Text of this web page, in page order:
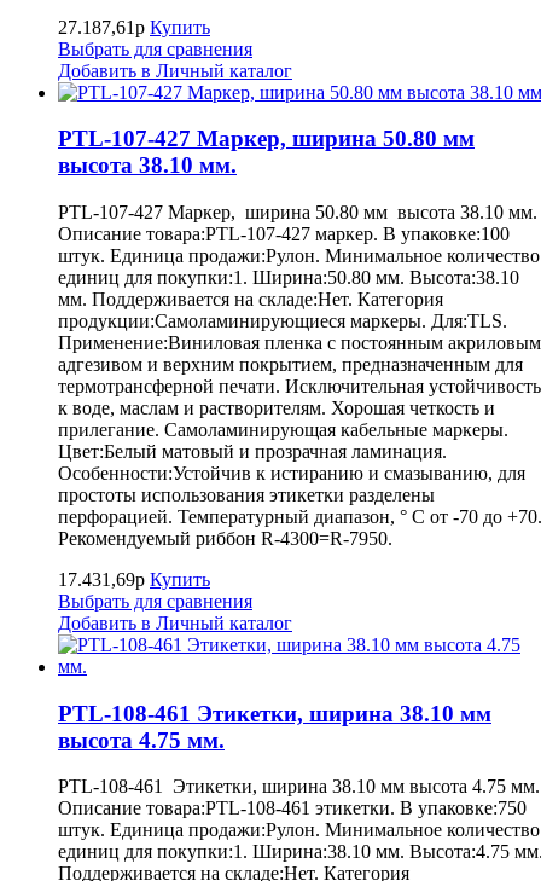
27.187,61р Купить
Выбрать для сравнения
Добавить в Личный каталог
PTL-107-427 Маркер, ширина 50.80 мм
высота 38.10 мм.
PTL-107-427 Маркер, ширина 50.80 мм высота 38.10 мм.
Описание товара:PTL-107-427 маркер. В упаковке:100
штук. Единица продажи:Рулон. Минимальное количество
единиц для покупки:1. Ширина:50.80 мм. Высота:38.10
мм. Поддерживается на складе:Нет. Категория
продукции:Самоламинирующиеся маркеры. Для:TLS.
Применение:Виниловая пленка с постоянным акриловым
адгезивом и верхним покрытием, предназначенным для
термотрансферной печати. Исключительная устойчивость
к воде, маслам и растворителям. Хорошая четкость и
прилегание. Самоламинирующая кабельные маркеры.
Цвет:Белый матовый и прозрачная ламинация.
Особенности:Устойчив к истиранию и смазыванию, для
простоты использования этикетки разделены
перфорацией. Температурный диапазон, ° С от -70 до +70.
Рекомендуемый риббон R-4300=R-7950.
17.431,69р Купить
Выбрать для сравнения
Добавить в Личный каталог
PTL-108-461 Этикетки, ширина 38.10 мм
высота 4.75 мм.
PTL-108-461 Этикетки, ширина 38.10 мм высота 4.75 мм.
Описание товара:PTL-108-461 этикетки. В упаковке:750
штук. Единица продажи:Рулон. Минимальное количество
единиц для покупки:1. Ширина:38.10 мм. Высота:4.75
Поддерживается на складе:Нет. Категория